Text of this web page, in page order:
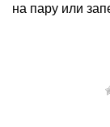
на пару или